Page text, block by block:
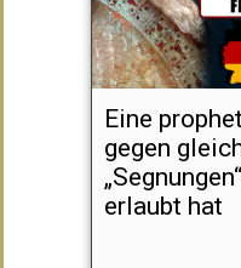
Eine
gegen
erlaubt hat